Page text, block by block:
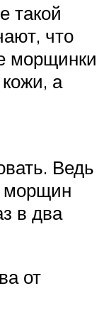
такой
что
морщинки
а
Ведь
морщин
в два
от